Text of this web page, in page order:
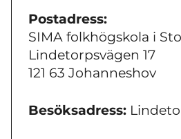
Postadress:
SIMA folkhögskola i
Lindetorpsvägen 17
121 63 Johanneshov
Besöksadress: